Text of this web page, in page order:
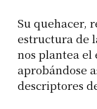
Su quehacer,
estructura de
nos plantea
aprobándose
descriptores